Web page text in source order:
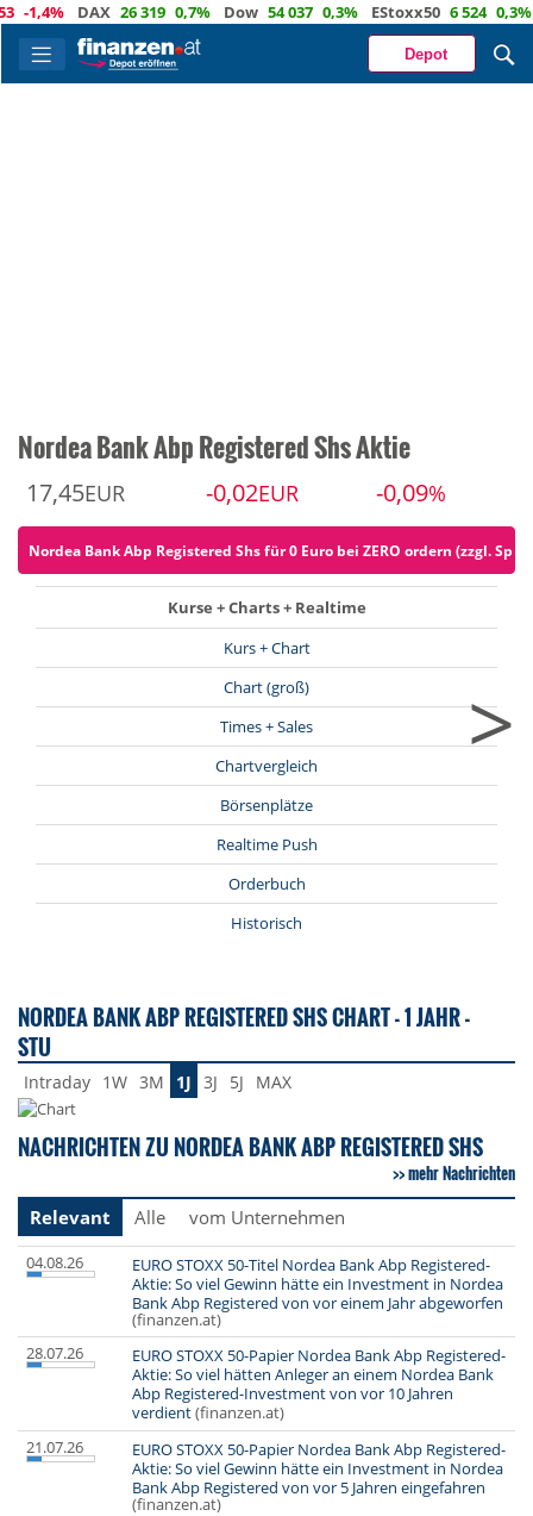
DAX 26 319 0,7% Dow 54 037 0,3% EStoxx50 6 524 0,3%
Depot
Nordea Bank Abp Registered Shs Aktie
17,45EUR -0,02EUR -0,09%
Nordea Bank Abp Registered Shs für 0 Euro bei ZERO ordern (zzgl.
Kurse + Charts + Realtime
Kurs + Chart
Chart (groß)
Times + Sales
Chartvergleich
Börsenplätze
Realtime Push
Orderbuch
Historisch
>
NORDEA BANK ABP REGISTERED SHS CHART - 1 JAHR -
STU
Intraday 1W 3M 1J 3J 5J MAX
NACHRICHTEN ZU NORDEA BANK ABP REGISTERED SHS
mehr Nachrichten
Relevant
Alle vom Unternehmen
04.08.26
EURO STOXX 50-Titel Nordea Bank Abp Registered-
Aktie: So viel Gewinn hätte ein Investment in Nordea
Bank Abp Registered von vor einem Jahr abgeworfen
(finanzen.at)
28.07.26
EURO STOXX 50-Papier Nordea Bank Abp Registered-
Aktie: So viel hätten Anleger an einem Nordea Bank
Abp Registered-Investment von vor 10 Jahren
verdient(finanzen.at)
21.07.26
EURO STOXX 50-Papier Nordea Bank Abp Registered-
Aktie: So viel Gewinn hätte ein Investment in Nordea
Bank Abp Registered von vor 5 Jahren eingefahren
(finanzen.at)